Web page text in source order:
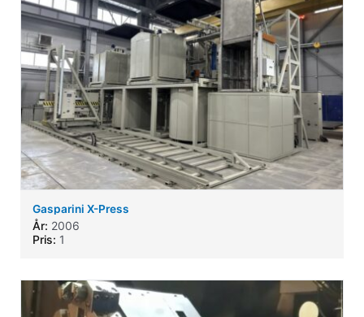
Gasparini X-Press
År: 2006
Pris: 1